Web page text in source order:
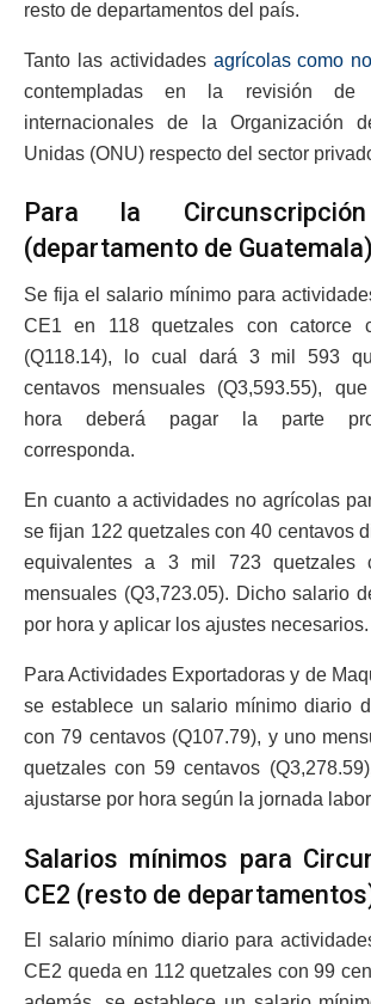
resto de departamentos del país.
Tanto las actividades agrícolas como
contempladas en la revisión de
internacionales de la Organización
Unidas (ONU) respecto del sector
Para la
(departamento de Guatemala)
Se fija el salario mínimo para
CE1 en 118 quetzales con catorce
(Q118.14), lo cual dará 3 mil 593
centavos mensuales (Q3,593.55),
hora deberá pagar la parte
corresponda.
En cuanto a actividades no agrícolas
se fijan 122 quetzales con 40 centavos
equivalentes a 3 mil 723 quetzales
mensuales (Q3,723.05). Dicho salario
por hora y aplicar los ajustes necesarios.
Para Actividades Exportadoras y de
se establece un salario mínimo diario
con 79 centavos (Q107.79), y uno
quetzales con 59 centavos
ajustarse por hora según la jornada
Salarios mínimos para
CE2 (resto de
El salario mínimo diario para
CE2 queda en 112 quetzales con 99